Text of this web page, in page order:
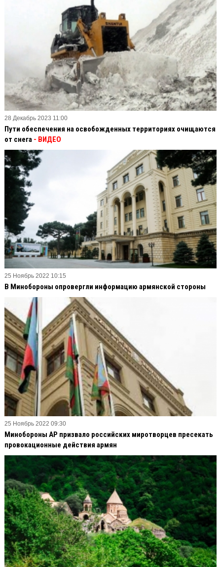
28 Декабрь 2023 11:00
Пути обеспечения на освобожденных территориях очищаются
от снега - ВИДЕО
25 Ноябрь 2022 10:15
В Минобороны опровергли информацию армянской стороны
25 Ноябрь 2022 09:30
Минобороны АР призвало российских миротворцев пресекать
провокационные действия армян